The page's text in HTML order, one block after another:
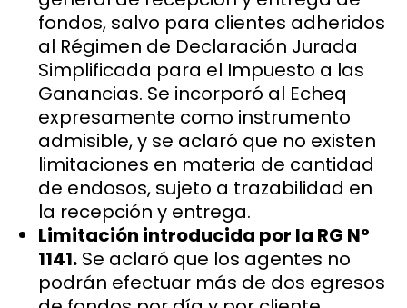
fondos, salvo para clientes adheridos
al Régimen de Declaración Jurada
Simplificada para el Impuesto a las
Ganancias. Se incorporó al Echeq
expresamente como instrumento
admisible, y se aclaró que no existen
limitaciones en materia de cantidad
de endosos, sujeto a trazabilidad en
la recepción y entrega.
Limitación introducida por la RG N°
1141. Se aclaró que los agentes no
podrán efectuar más de dos egresos